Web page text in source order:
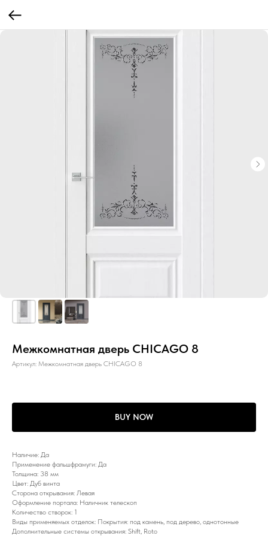
Межкомнатная дверь CHICAGO 8
Артикул: Межкомнатная дверь CHICAGO 8
BUY NOW
Наличие: Да
Применение фальшфрамуги: Да
Толщина: 38 мм
Цвет: Дуб винта
Сторона открывания: Левая
Оформление портала: Наличник телескоп
Количество створок: 1
Виды применяемых отделок: Покрытия: под камень, под дерево, однотонные
Дополнительные системы открывания: Shift, Roto